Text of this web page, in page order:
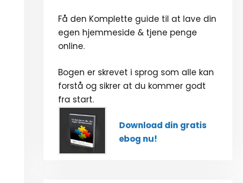
Få den Komplette guide til at lave din
egen hjemmeside & tjene penge
online.
Bogen er skrevet i sprog som alle kan
forstå og sikrer at du kommer godt
fra start.
Download din gratis
ebog nu!